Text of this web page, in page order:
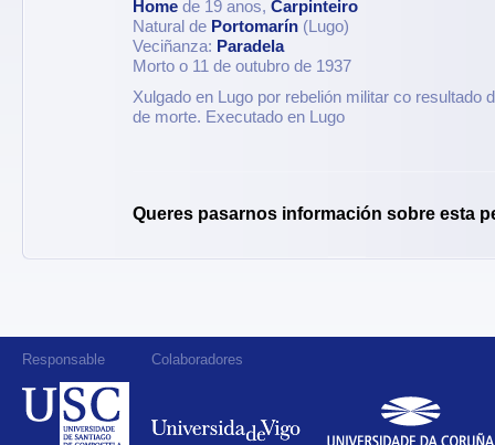
Home de 19 anos, Carpinteiro
Natural de Portomarín (Lugo)
Veciñanza: Paradela
Morto o 11 de outubro de 1937
Xulgado en Lugo por rebelión militar co resultado
de morte. Executado en Lugo
Queres pasarnos información sobre esta
Responsable Colaboradores